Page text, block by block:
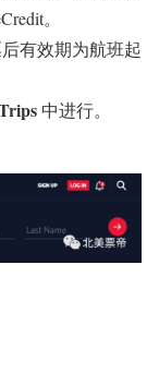
。
有效期为航班起
中进行。